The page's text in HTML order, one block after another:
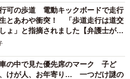
基本的には写真を自分で撮りに
ことが多いのですが、その中で
際にはないものをどう加えた
りするかなどそういう点に意識
が多いです。
可の歩道 電動キックボードで走行
とあわや衝突！ 「歩道走行は道交
ょ」と指摘されました【弁護士が解
の中で見た優先席のマーク 子ど
けが人、お年寄り… 一つだけ謎の